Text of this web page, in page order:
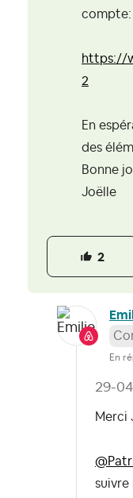
compte:
https://
2
En
des
Bonne
Joëlle
2
En
‎29-
Merci
suivre